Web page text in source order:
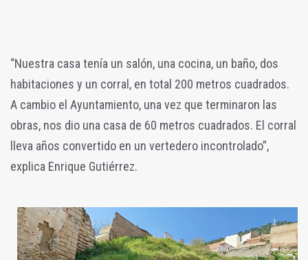
“Nuestra casa tenía un salón, una cocina, un baño, dos
habitaciones y un corral, en total 200 metros cuadrados.
A cambio el Ayuntamiento, una vez que terminaron las
obras, nos dio una casa de 60 metros cuadrados. El corral
lleva años convertido en un vertedero incontrolado”,
explica Enrique Gutiérrez.